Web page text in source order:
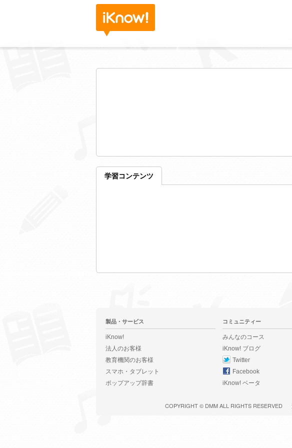
学習コンテンツ
製品・サービス
iKnow!
法人のお客様
教育機関のお客様
スマホ・タブレット
ポップアップ辞書
コミュニティー
みんなのコース
iKnow! ブログ
Twitter
Facebook
iKnow! ベータ
COPYRIGHT © DMMALL RIGHTS RESERVED